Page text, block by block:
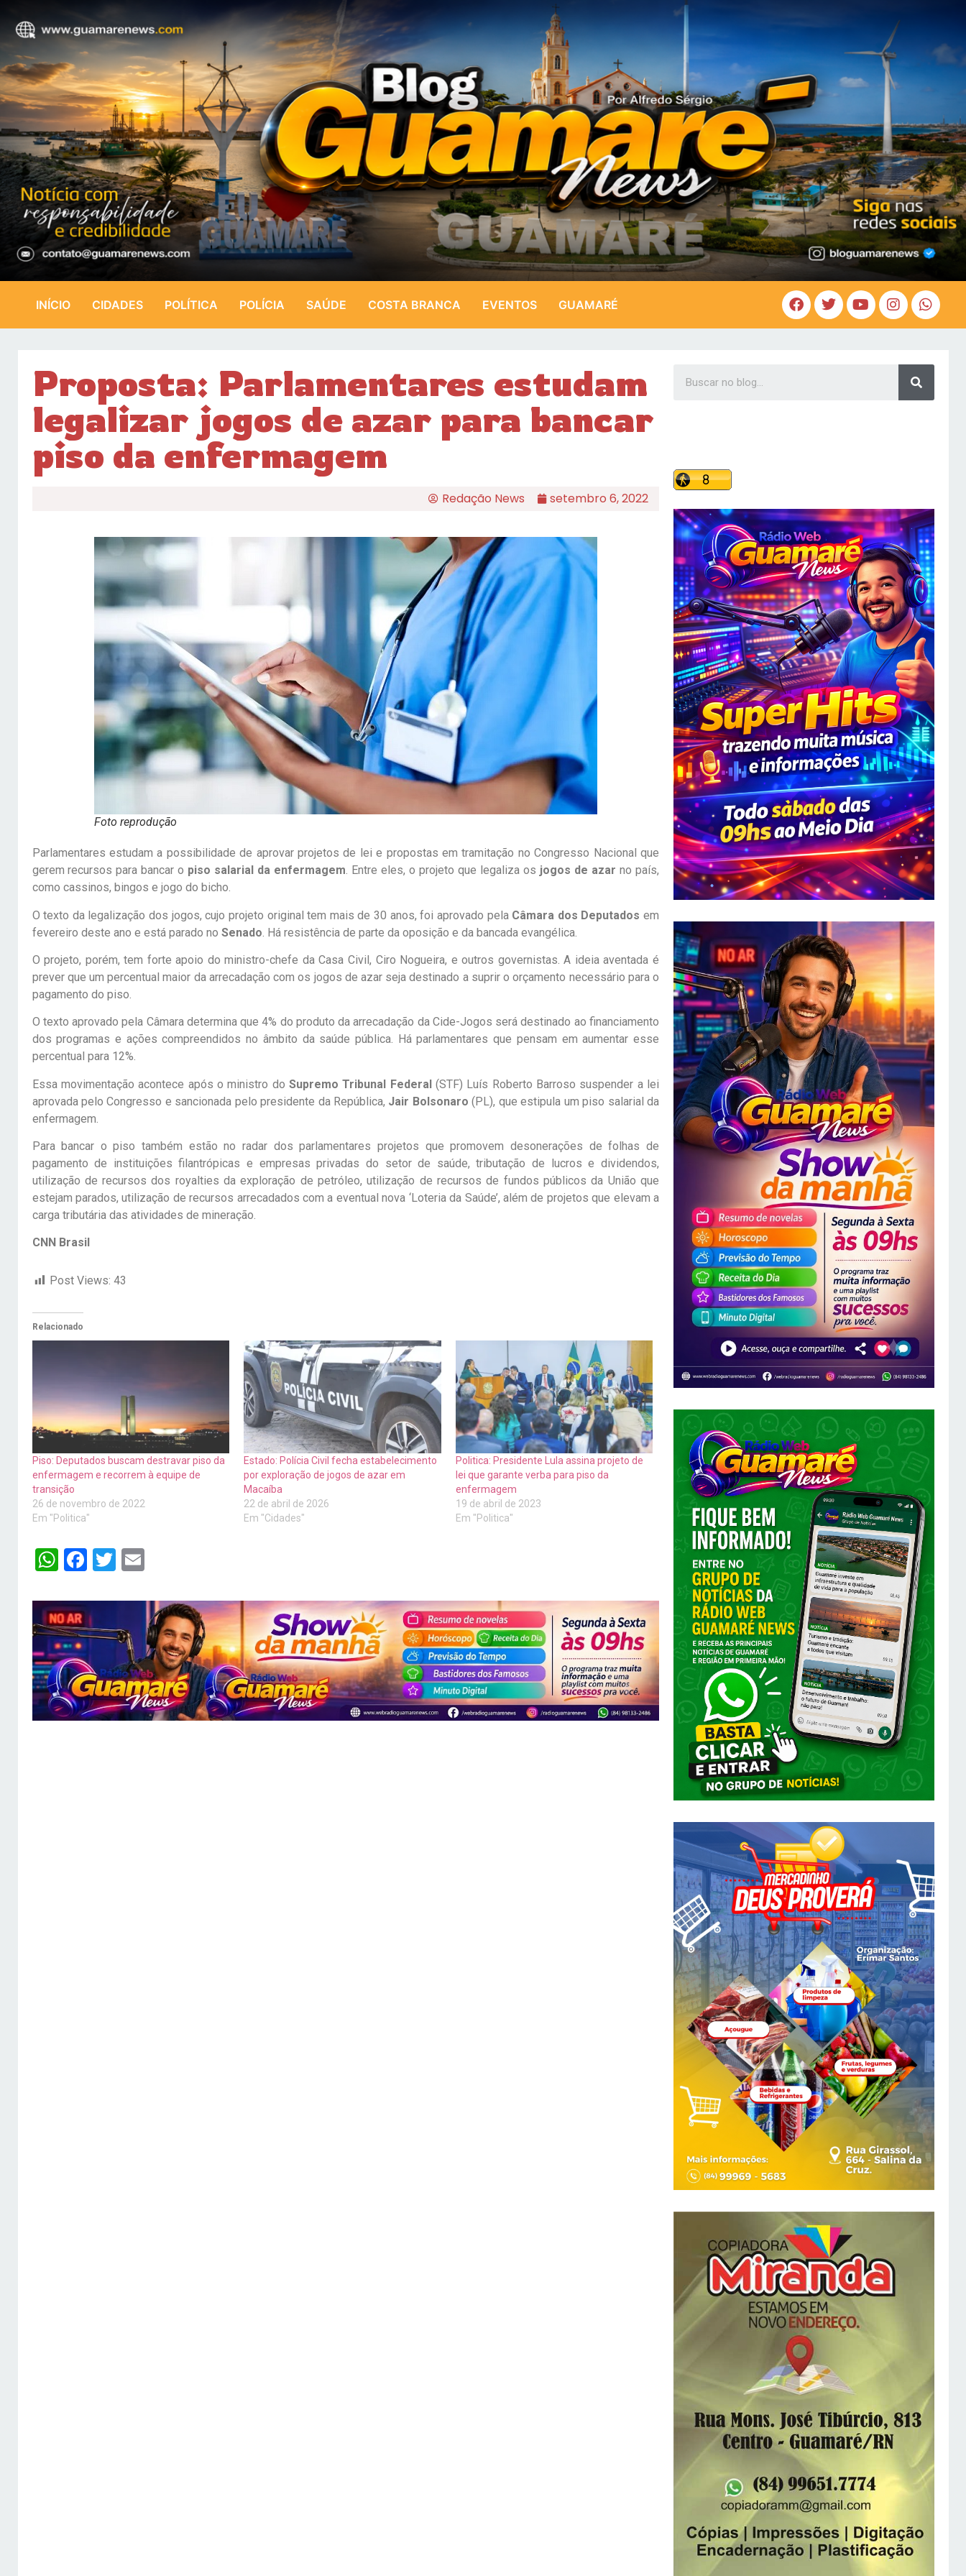
INÍCIO CIDADES POLÍTICA POLÍCIA SAÚDE COSTA BRANCA EVENTOS GUAMARÉ
Proposta: Parlamentares estudam
legalizar jogos de azar para bancar
piso da enfermagem
Redação News setembro 6, 2022
Foto reprodução
Parlamentares estudam a possibilidade de aprovar projetos de lei e propostas em tramitação no Congresso Nacional que
gerem recursos para bancar o piso salarial da enfermagem. Entre eles, o projeto que legaliza os jogos de azar no país,
como cassinos, bingos e jogo do bicho.
O texto da legalização dos jogos, cujo projeto original tem mais de 30 anos, foi aprovado pela Câmara dos Deputados em
fevereiro deste ano e está parado no Senado . Há resistência de parte da oposição e da bancada evangélica.
O projeto, porém, tem forte apoio do ministro-chefe da Casa Civil, Ciro Nogueira, e outros governistas. A ideia aventada é
prever que um percentual maior da arrecadação com os jogos de azar seja destinado a suprir o orçamento necessário para o
pagamento do piso.
O texto aprovado pela Câmara determina que 4% do produto da arrecadação da Cide-Jogos será destinado ao financiamento
dos programas e ações compreendidos no âmbito da saúde pública. Há parlamentares que pensam em aumentar esse
percentual para 12%.
Essa movimentação acontece após o ministro do Supremo Tribunal Federal(STF) Luís Roberto Barroso suspender a lei
aprovada pelo Congresso e sancionada pelo presidente da República, Jair Bolsonaro (PL), que estipula um piso salarial da
enfermagem.
Para bancar o piso também estão no radar dos parlamentares projetos que promovem desonerações de folhas de
pagamento de instituições filantrópicas e empresas privadas do setor de saúde, tributação de lucros e dividendos,
utilização de recursos dos royalties da exploração de petróleo, utilização de recursos de fundos públicos da União que
estejam parados, utilização de recursos arrecadados com a eventual nova ‘Loteria da Saúde’, além de projetos que elevam a
carga tributária das atividades de mineração.
CNN Brasil
Post Views: 43
Relacionado
Piso: Deputados buscam destravar piso da
enfermagem e recorrem à equipe de
transição
26 de novembro de 2022
Em "Politica"
Estado: Polícia Civil fecha estabelecimento
por exploração de jogos de azar em
Macaíba
22 de abril de 2026
Em "Cidades"
Politica: Presidente Lula assina projeto de
lei que garante verba para piso da
enfermagem
19 de abril de 2023
Em "Politica"
WhatsApp
Facebook
Twitter
Email